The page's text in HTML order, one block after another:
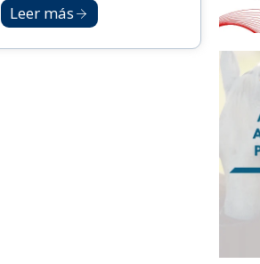
Leer más